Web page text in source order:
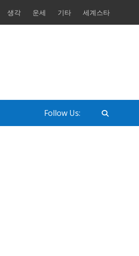
생각 운세 기타 세계스타
Follow Us: